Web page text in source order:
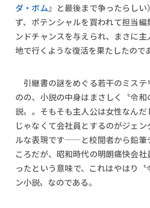
ダ・ボム』と最後まで争ったらしい
ず、ポテンシャルを買われて担当編
ンドチャンスを与えられ、まさに主
地で行くような復活を果たしたので
引継書の謎をめぐる若干のミステ
のの、小説の中身はまさしく〝令
説〟。そもそも主人公は女性なん
じゃなくて会社員とするのがジェ
ルな表現です──と校閲者から鉛筆
ころだが、昭和時代の明朗痛快会
ったという意味で、これはやはり
ン小説〟なのである。